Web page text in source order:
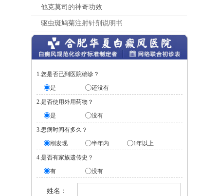
他克莫司的神奇功效
驱虫斑鸠菊注射针剂说明书
1.您是否已到医院确诊？
是
还没有
2.是否使用外用药物？
是
没有
3.患病时间有多久？
刚发现
半年内 1年以上
4.是否有家族遗传史？
有
没有
姓名：